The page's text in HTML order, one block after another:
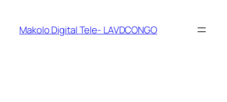
Makolo Digital Tele- LAVDCONGO